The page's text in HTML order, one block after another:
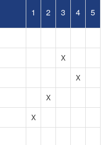
1 2 3 4 5
X
X
X
X